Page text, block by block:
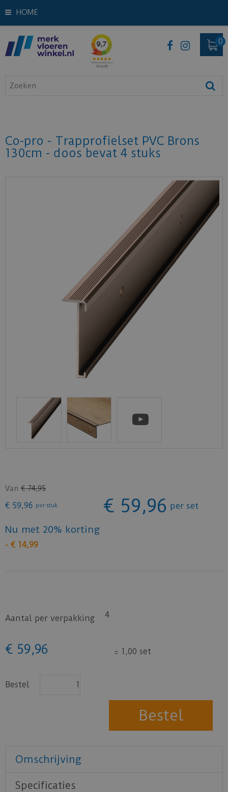
HOME
Co-pro - Trapprofielset PVC Brons
130cm - doos bevat 4 stuks
Van € 74,95
€ 59,96 per stuk € 59,96 per set
Nu met 20% korting
- € 14,99
Aantal per verpakking 4
€ 59,96 = 1,00 set
Bestel
Omschrijving
Specificaties